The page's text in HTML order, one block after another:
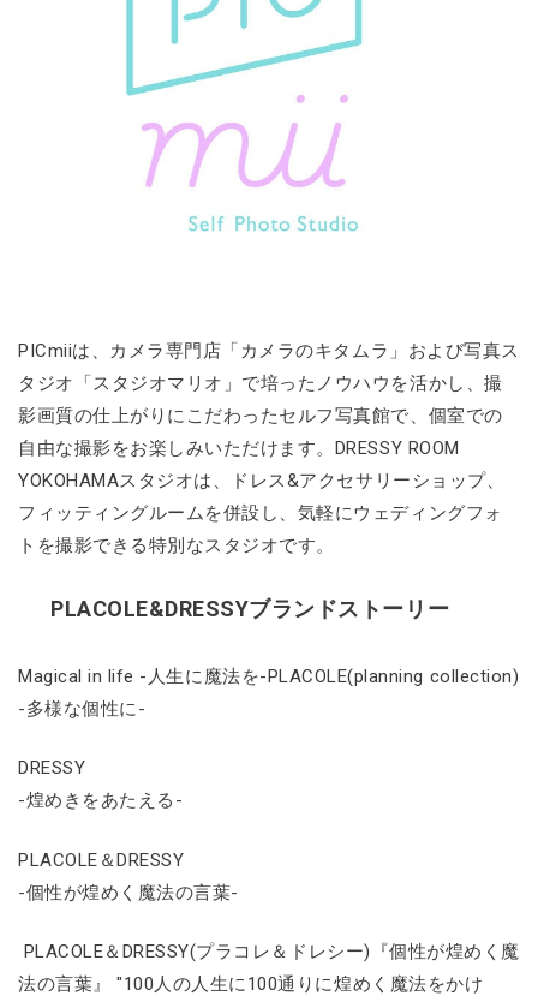
PICmiiは、カメラ専門店「カメラのキタムラ」および写真ス
タジオ「スタジオマリオ」で培ったノウハウを活かし、撮
影画質の仕上がりにこだわったセルフ写真館で、個室での
自由な撮影をお楽しみいただけます。DRESSY ROOM
YOKOHAMAスタジオは、ドレス&アクセサリーショップ、
フィッティングルームを併設し、気軽にウェディングフォ
トを撮影できる特別なスタジオです。
PLACOLE&DRESSYブランドストーリー
Magical in life -人生に魔法を-PLACOLE(planning collection)
-多様な個性に-
DRESSY
-煌めきをあたえる-
PLACOLE＆DRESSY
-個性が煌めく魔法の言葉-
PLACOLE＆DRESSY(プラコレ＆ドレシー)『個性が煌めく魔
法の言葉』 "100人の人生に100通りに煌めく魔法をかけ